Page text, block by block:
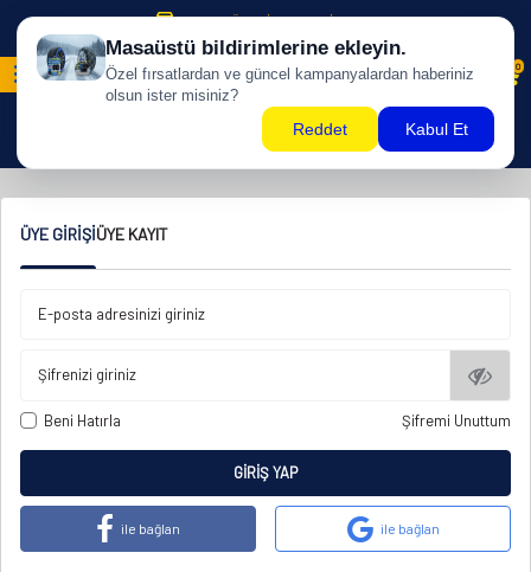
500 TL ÜZERİ KARGO BİZDEN !
0
ÜYE GIRIŞIÜYE KAYIT
E-posta adresinizi giriniz
Şifrenizi giriniz
Beni Hatırla Şifremi Unuttum
GIRIŞ YAP
ile bağlan ile bağlan